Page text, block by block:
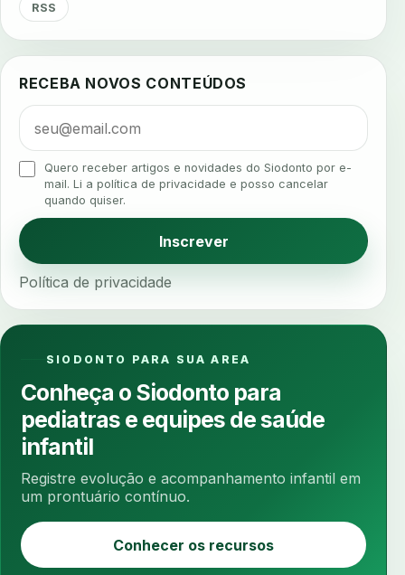
agendamento inteligente
algometria alinhadores alta digital
alta rotacao
analgesia analgesia digital analise 3d
analise elementos finitos analise facial
analise funcional
anamnese digital
anamnese estruturada anamnese nutricional
ancoragem
ansiedade odontologica antes e depois
antibiotico antibioticos
apertamento diurno apinhamento dentario
apneia apneia do sono apneia sono
aprendizado federado
RSS
RECEBA NOVOS CONTEÚDOS
Quero receber artigos e novidades do Siodonto por e-
mail. Li a política de privacidade e posso cancelar
quando quiser.
Inscrever
Política de privacidade
SIODONTO PARA SUA AREA
Conheça o Siodonto para
pediatras e equipes de saúde
infantil
Registre evolução e acompanhamento infantil em
um prontuário contínuo.
Conhecer os recursos